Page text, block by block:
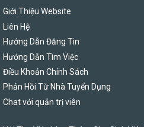
Giới Thiệu Website
Liên Hệ
Hướng Dẫn Đăng Tin
Hướng Dẫn Tìm Việc
Điều Khoản Chính Sách
Phản Hồi Từ Nhà Tuyển Dụng
Chat với quản trị viên